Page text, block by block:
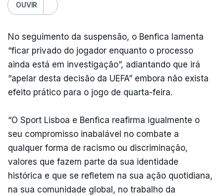
OUVIR
No seguimento da suspensão, o Benfica lamenta
“ficar privado do jogador enquanto o processo
ainda está em investigação”, adiantando que irá
“apelar desta decisão da UEFA” embora não exista
efeito prático para o jogo de quarta-feira.
“O Sport Lisboa e Benfica reafirma igualmente o
seu compromisso inabalável no combate a
qualquer forma de racismo ou discriminação,
valores que fazem parte da sua identidade
histórica e que se refletem na sua ação quotidiana,
na sua comunidade global, no trabalho da